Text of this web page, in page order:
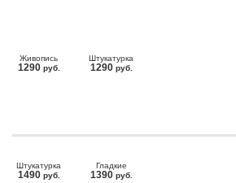
Живопись
1290 руб.
Штукатурка
1290 руб.
Штукатурка
1490 руб.
Гладкие
1390 руб.